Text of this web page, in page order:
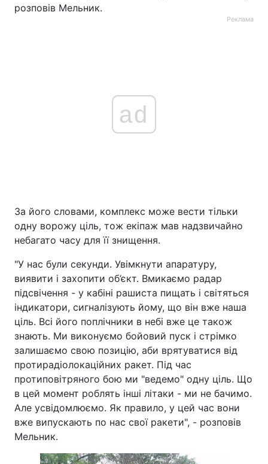
розповів Мельник.
Реклама
ad
За його словами, комплекс може вести тільки
одну ворожу ціль, тож екіпаж мав надзвичайно
небагато часу для її знищення.
"У нас були секунди. Увімкнути апаратуру,
виявити і захопити об’єкт. Вмикаємо радар
підсвічення - у кабіні рашиста пищать і світяться
індикатори, сигналізують йому, що він вже наша
ціль. Всі його поплічники в небі вже це також
знають. Ми виконуємо бойовий пуск і стрімко
залишаємо свою позицію, аби врятуватися від
протирадіолокаційних ракет. Під час
протиповітряного бою ми "ведемо" одну ціль. Що
в цей момент роблять інші літаки - ми не бачимо.
Але усвідомлюємо. Як правило, у цей час вони
вже випускають по нас свої ракети", - розповів
Мельник.